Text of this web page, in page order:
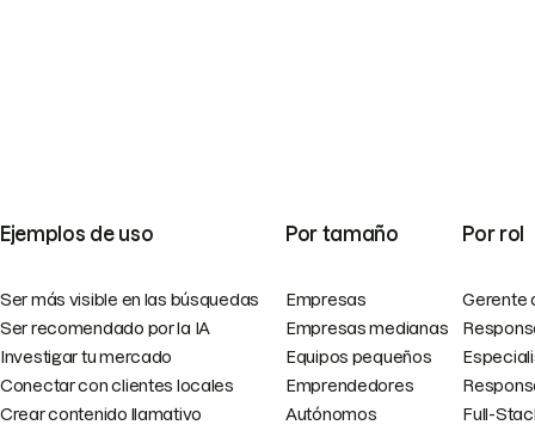
Ejemplos de uso
Ser más visible en las búsquedas
Ser recomendado por la IA
Investigar tu mercado
Conectar con clientes locales
Crear contenido llamativo
Por tamaño
Empresas
Empresas medianas
Equipos pequeños
Emprendedores
Autónomos
Por rol
Gerente
Full-